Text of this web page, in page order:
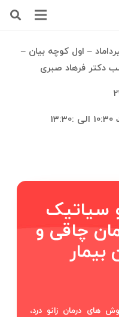
– اول کوچه بیان –
سیاتیک
چاقی ‌و
های درمان زانو درد،